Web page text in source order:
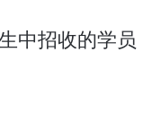
中招收的学员